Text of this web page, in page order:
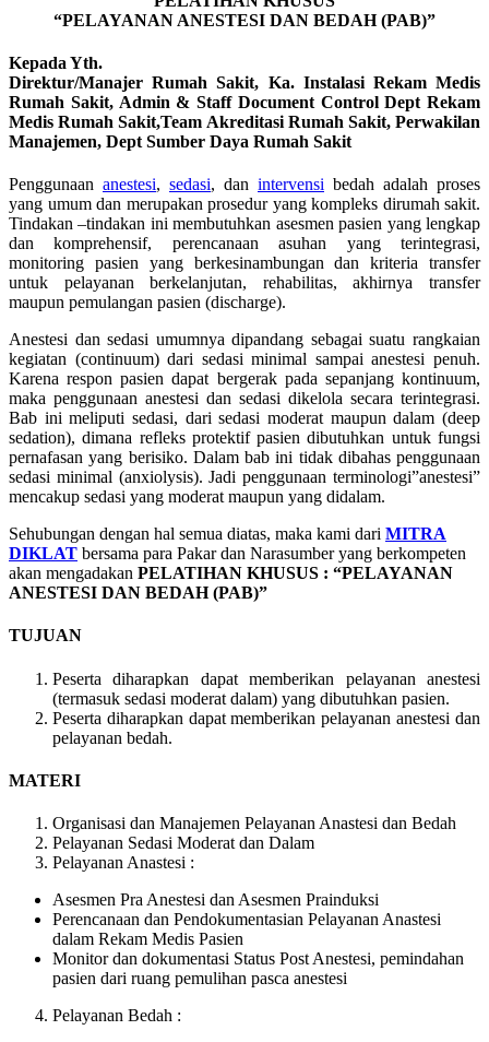
“PELAYANAN ANESTESI DAN BEDAH (PAB)”
Kepada Yth.
Direktur/Manajer Rumah Sakit, Ka. Instalasi Rekam Medis
Rumah Sakit, Admin & Staff Document Control Dept Rekam
Medis Rumah Sakit,Team Akreditasi Rumah Sakit, Perwakilan
Manajemen, Dept Sumber Daya Rumah Sakit
Penggunaan anestesi, sedasi, dan intervensi bedah adalah proses
yang umum dan merupakan prosedur yang kompleks dirumah sakit.
Tindakan –tindakan ini membutuhkan asesmen pasien yang lengkap
dan komprehensif, perencanaan asuhan yang terintegrasi,
monitoring pasien yang berkesinambungan dan kriteria transfer
untuk pelayanan berkelanjutan, rehabilitas, akhirnya transfer
maupun pemulangan pasien (discharge).
Anestesi dan sedasi umumnya dipandang sebagai suatu rangkaian
kegiatan (continuum) dari sedasi minimal sampai anestesi penuh.
Karena respon pasien dapat bergerak pada sepanjang kontinuum,
maka penggunaan anestesi dan sedasi dikelola secara terintegrasi.
Bab ini meliputi sedasi, dari sedasi moderat maupun dalam (deep
sedation), dimana refleks protektif pasien dibutuhkan untuk fungsi
pernafasan yang berisiko. Dalam bab ini tidak dibahas penggunaan
sedasi minimal (anxiolysis). Jadi penggunaan terminologi”anestesi”
mencakup sedasi yang moderat maupun yang didalam.
Sehubungan dengan hal semua diatas, maka kami dari MITRA
DIKLAT bersama para Pakar dan Narasumber yang berkompeten
akan mengadakan PELATIHAN KHUSUS : “PELAYANAN
ANESTESI DAN BEDAH (PAB)”
TUJUAN
Peserta diharapkan dapat memberikan pelayanan anestesi
(termasuk sedasi moderat dalam) yang dibutuhkan pasien.
Peserta diharapkan dapat memberikan pelayanan anestesi dan
pelayanan bedah.
MATERI
Organisasi dan Manajemen Pelayanan Anastesi dan Bedah
Pelayanan Sedasi Moderat dan Dalam
Pelayanan Anastesi :
Asesmen Pra Anestesi dan Asesmen Prainduksi
Perencanaan dan Pendokumentasian Pelayanan Anastesi
dalam Rekam Medis Pasien
Monitor dan dokumentasi Status Post Anestesi, pemindahan
pasien dari ruang pemulihan pasca anestesi
Pelayanan Bedah :